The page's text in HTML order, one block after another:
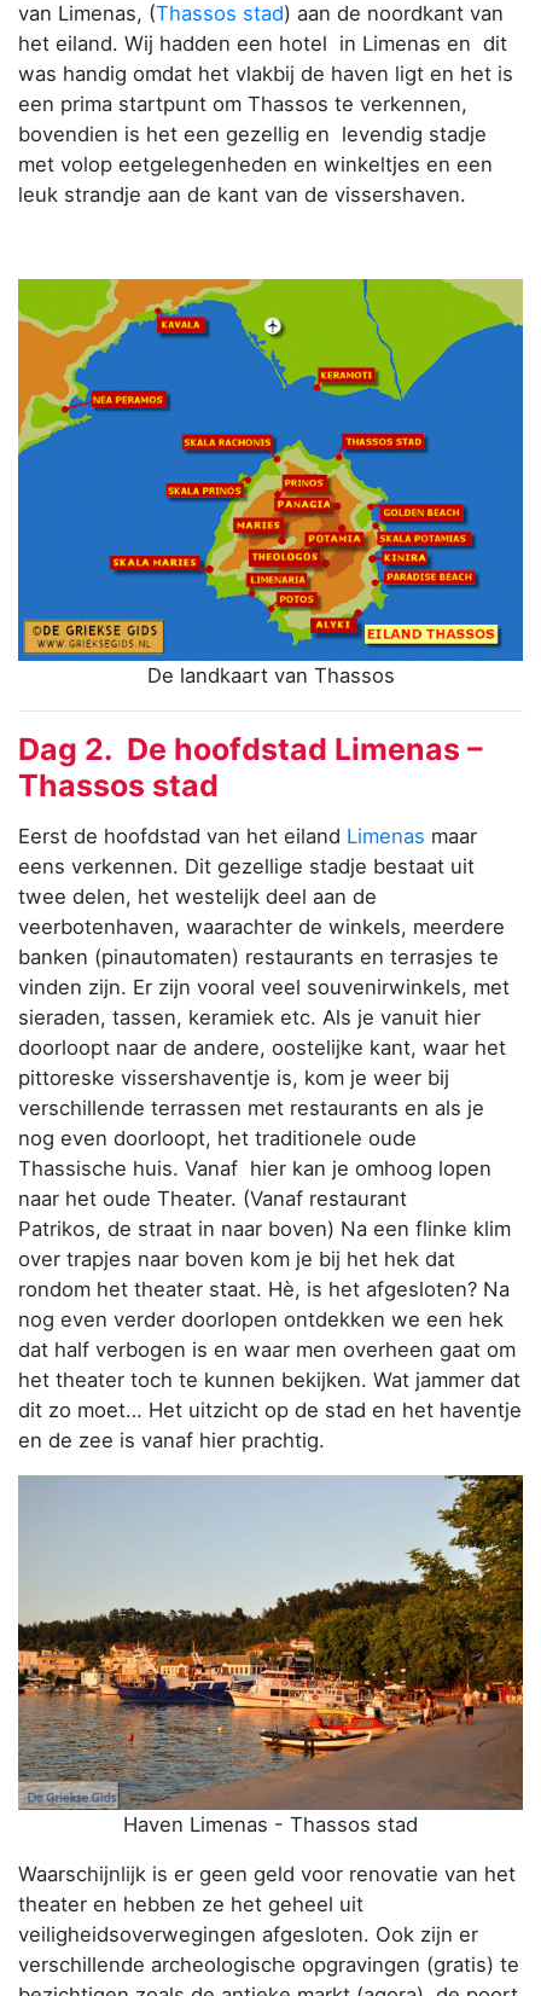
van Limenas, (Thassos stad) aan de noordkant van
het eiland. Wij hadden een hotel in Limenas en dit
was handig omdat het vlakbij de haven ligt en het is
een prima startpunt om Thassos te verkennen,
bovendien is het een gezellig en levendig stadje
met volop eetgelegenheden en winkeltjes en een
leuk strandje aan de kant van de vissershaven.
De landkaart van Thassos
Dag 2. De hoofdstad Limenas –
Thassos stad
Eerst de hoofdstad van het eiland Limenas maar
eens verkennen. Dit gezellige stadje bestaat uit
twee delen, het westelijk deel aan de
veerbotenhaven, waarachter de winkels, meerdere
banken (pinautomaten) restaurants en terrasjes te
vinden zijn. Er zijn vooral veel souvenirwinkels, met
sieraden, tassen, keramiek etc. Als je vanuit hier
doorloopt naar de andere, oostelijke kant, waar het
pittoreske vissershaventje is, kom je weer bij
verschillende terrassen met restaurants en als je
nog even doorloopt, het traditionele oude
Thassische huis. Vanaf hier kan je omhoog lopen
naar het oude Theater. (Vanaf restaurant
Patrikos, de straat in naar boven) Na een flinke klim
over trapjes naar boven kom je bij het hek dat
rondom het theater staat. Hè, is het afgesloten? Na
nog even verder doorlopen ontdekken we een hek
dat half verbogen is en waar men overheen gaat om
het theater toch te kunnen bekijken. Wat jammer dat
dit zo moet… Het uitzicht op de stad en het haventje
en de zee is vanaf hier prachtig.
Haven Limenas - Thassos stad
Waarschijnlijk is er geen geld voor renovatie van het
theater en hebben ze het geheel uit
veiligheidsoverwegingen afgesloten. Ook zijn er
verschillende archeologische opgravingen (gratis) te